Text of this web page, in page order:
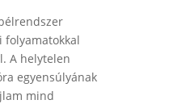
folyamatokkal
A helytelen
egyensúlyának
mind